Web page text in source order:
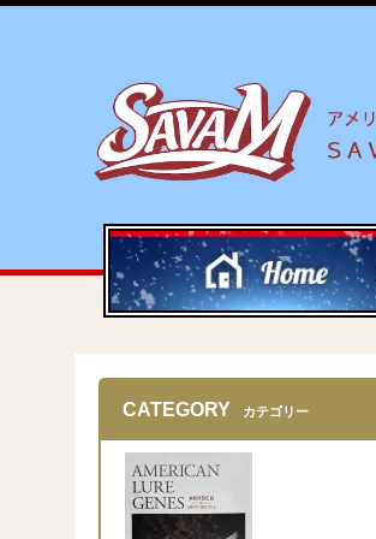
CATEGORY カテゴリー